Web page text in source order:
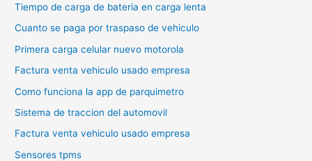
Tiempo de carga de bateria en carga lenta
Cuanto se paga por traspaso de vehiculo
Primera carga celular nuevo motorola
Factura venta vehiculo usado empresa
Como funciona la app de parquimetro
Sistema de traccion del automovil
Factura venta vehiculo usado empresa
Sensores tpms